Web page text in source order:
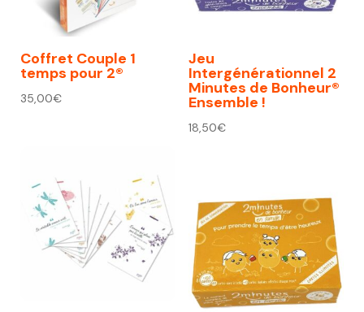
Coffret Couple 1
temps pour 2®
35,00€
Jeu
Intergénérationnel 2
Minutes de Bonheur®
Ensemble !
18,50€